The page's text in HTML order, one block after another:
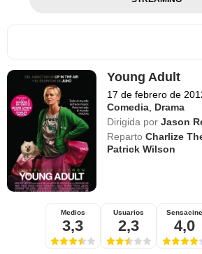
Young Adult
17 de febrero de
Comedia Drama
Dirigida por Jason
Reparto Charlize
Patrick Wilson
Medios
3,3
Usuarios
2,3
Sensacine
4,0